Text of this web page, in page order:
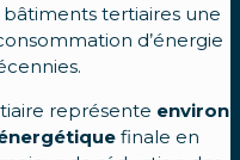
tertiaires une
d’énergie
représente environ
finale en